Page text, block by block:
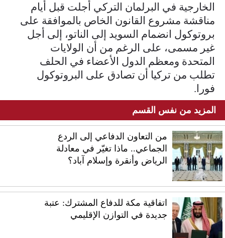
الخارجية في البرلمان التركي أجلت قبل أيام
مناقشة مشروع القانون الخاص بالموافقة على
بروتوكول انضمام السويد إلى الناتو، إلى أجل
غير مسمى، على الرغم من أن الولايات
المتحدة ومعظم الدول الأعضاء في الحلف
تطلب من تركيا أن تصادق على البروتوكول
فورا.
المزيد من نفس القسم
من التعاون الدفاعي إلى الردع
الجماعي.. ماذا تغيّر في معادلة
الرياض وأنقرة وإسلام آباد؟
اتفاقية مكة للدفاع المشترك: عتبة
جديدة في التوازن الإقليمي